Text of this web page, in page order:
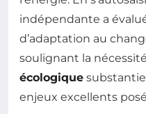
indépendante a
d’adaptation au
soulignant la
écologique
enjeux excellents